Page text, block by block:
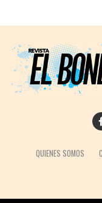
QUIENES SOMOS